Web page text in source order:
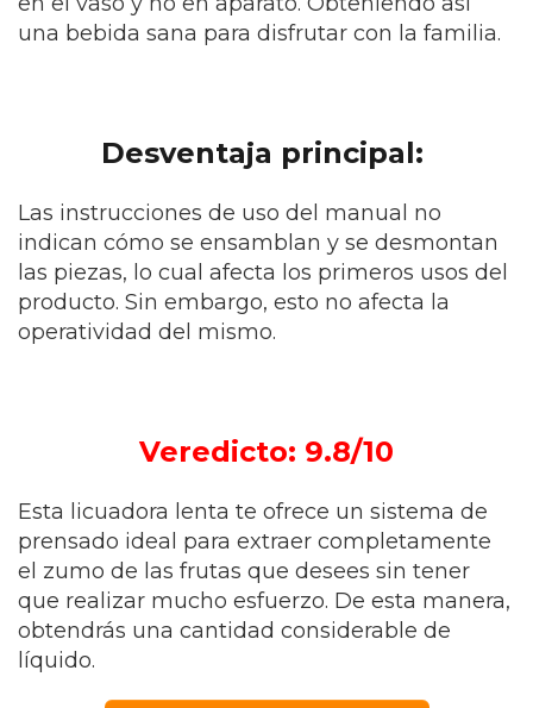
una bebida sana para disfrutar con la familia.
Desventaja principal:
Las instrucciones de uso del manual no
indican cómo se ensamblan y se desmontan
las piezas, lo cual afecta los primeros usos del
producto. Sin embargo, esto no afecta la
operatividad del mismo.
Veredicto: 9.8/10
Esta licuadora lenta te ofrece un sistema de
prensado ideal para extraer completamente
el zumo de las frutas que desees sin tener
que realizar mucho esfuerzo. De esta manera,
obtendrás una cantidad considerable de
líquido.